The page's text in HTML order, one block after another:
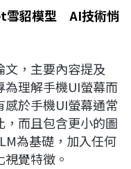
雪貂模型 AI技術悄
，主要內容提及
理解手機UI螢幕而
於手機UI螢幕通常
而且包含更小的圖
為基礎，加入任何
覺特徵。